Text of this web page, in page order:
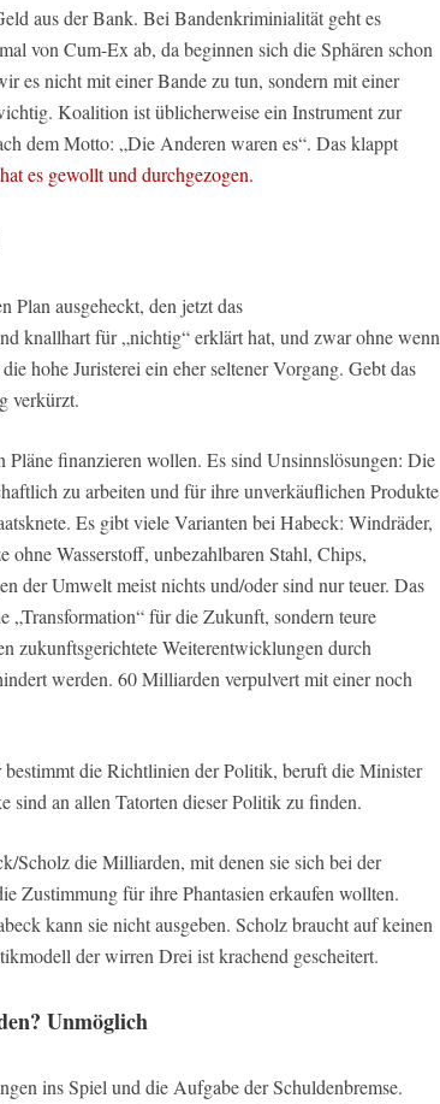
aus der Bank. Bei Bandenkriminialität geht es
von Cum-Ex ab, da beginnen sich die Sphären schon
es nicht mit einer Bande zu tun, sondern mit einer
Koalition ist üblicherweise ein Instrument zur
dem Motto: „Die Anderen waren es“. Das klappt
es gewollt und durchgezogen.
Plan ausgeheckt, den jetzt das
knallhart für „nichtig“ erklärt hat, und zwar ohne wenn
hohe Juristerei ein eher seltener Vorgang. Gebt das
verkürzt.
Pläne finanzieren wollen. Es sind Unsinnslösungen: Die
zu arbeiten und für ihre unverkäuflichen Produkte
Es gibt viele Varianten bei Habeck: Windräder,
ohne Wasserstoff, unbezahlbaren Stahl, Chips,
der Umwelt meist nichts und/oder sind nur teuer. Das
„Transformation“ für die Zukunft, sondern teure
zukunftsgerichtete Weiterentwicklungen durch
werden. 60 Milliarden verpulvert mit einer noch
die Richtlinien der Politik, beruft die Minister
sind an allen Tatorten dieser Politik zu finden.
Scholz die Milliarden, mit denen sie sich bei der
Zustimmung für ihre Phantasien erkaufen wollten.
kann sie nicht ausgeben. Scholz braucht auf keinen
der wirren Drei ist krachend gescheitert.
Unmöglich
ins Spiel und die Aufgabe der Schuldenbremse.